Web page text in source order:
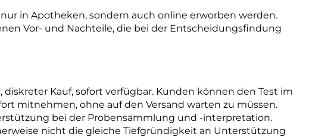
in Apotheken, sondern auch online erworben werden.
Vor- und Nachteile, die bei der Entscheidungsfindung
diskreter Kauf, sofort verfügbar. Kunden können den Test im
mitnehmen, ohne auf den Versand warten zu müssen.
bei der Probensammlung und -interpretation.
nicht die gleiche Tiefgründigkeit an Unterstützung